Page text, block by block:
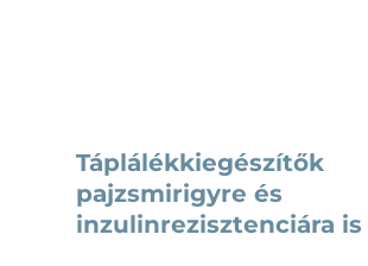
Táplálékkiegészítők
pajzsmirigyre és
inzulinrezisztenciára is